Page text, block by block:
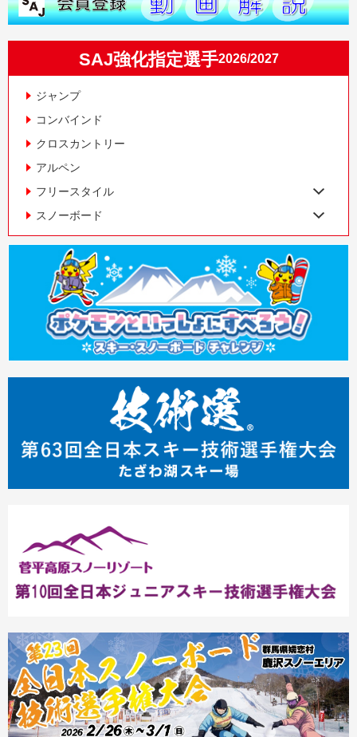
SAJ強化指定選手2026/2027
ジャンプ
コンバインド
クロスカントリー
アルペン
フリースタイル
スノーボード